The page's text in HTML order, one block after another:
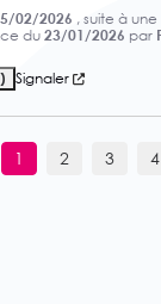
02/2026 , suite à une
du23/01/2026 par
Signaler
1 2 3 4